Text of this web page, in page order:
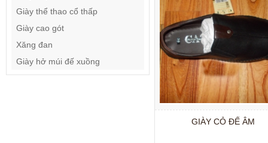
Giày thể thao cổ thấp
Giày cao gót
Xăng đan
Giày hở múi đế xuồng
GIÀY CỎ ĐẾ ÂM